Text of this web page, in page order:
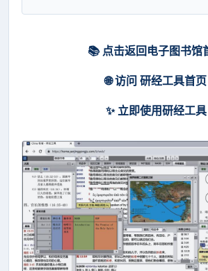
📚 点击返回电子图书馆
🌐 访问 研经工具首页
✨ 立即使用研经工具